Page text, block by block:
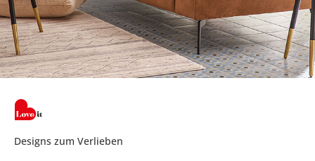
Designs zum Verlieben